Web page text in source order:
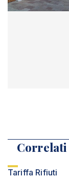
Correlati
Tariffa Rifiuti